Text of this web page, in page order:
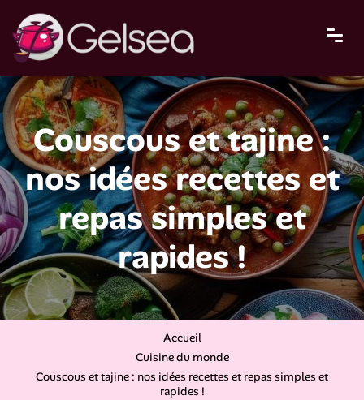
Couscous et tajine :
nos idées recettes et
repas simples et
rapides !
Accueil
Cuisine du monde
Couscous et tajine : nos idées recettes et repas simples et
rapides !